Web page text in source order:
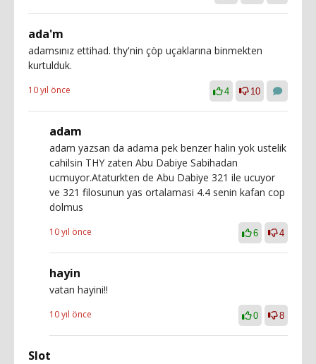
ada'm
adamsınız ettihad. thy'nin çöp uçaklarına binmekten
kurtulduk.
10 yıl önce 4 10
adam
adam yazsan da adama pek benzer halin yok ustelik
cahilsin THY zaten Abu Dabiye Sabihadan
ucmuyor.Ataturkten de Abu Dabiye 321 ile ucuyor
ve 321 filosunun yas ortalamasi 4.4 senin kafan cop
dolmus
10 yıl önce 6 4
hayin
vatan hayini!!
10 yıl önce 0 8
Slot